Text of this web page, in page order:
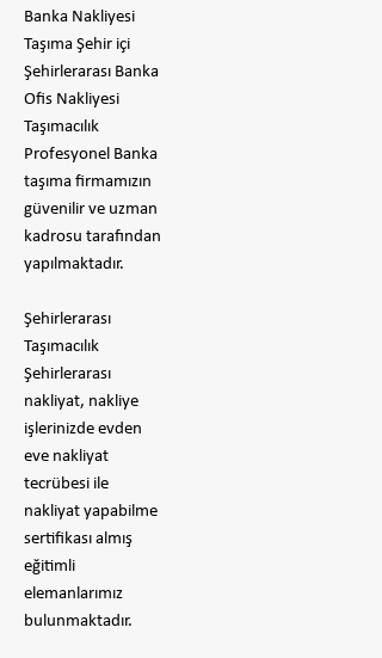
Banka Nakliyesi
Taşıma Şehir içi
Şehirlerarası Banka
Ofis Nakliyesi
Taşımacılık
Profesyonel Banka
taşıma firmamızın
güvenilir ve uzman
kadrosu tarafından
yapılmaktadır.
Şehirlerarası
Taşımacılık
Şehirlerarası
nakliyat, nakliye
işlerinizde evden
eve nakliyat
tecrübesi ile
nakliyat yapabilme
sertifikası almış
eğitimli
elemanlarımız
bulunmaktadır.